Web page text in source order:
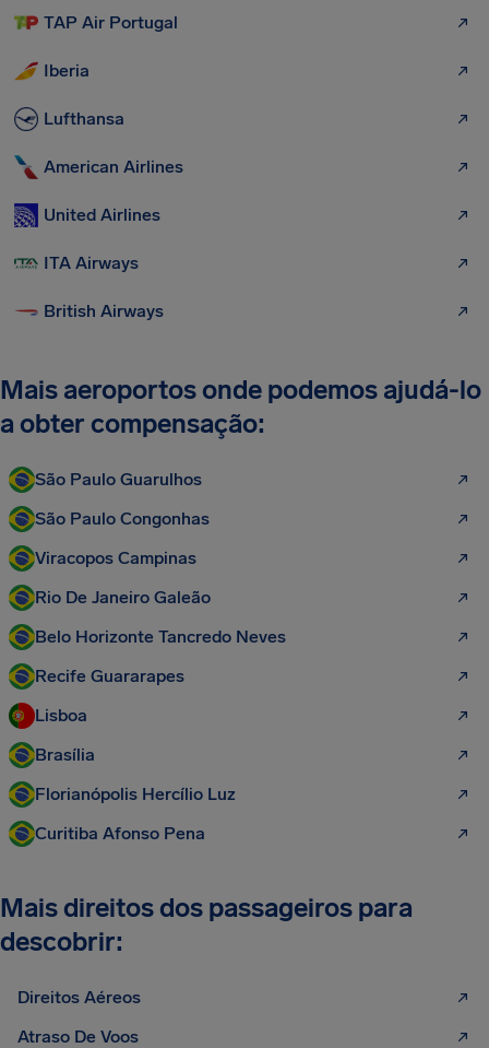
TAP Air Portugal
Iberia
Lufthansa
American Airlines
United Airlines
ITA Airways
British Airways
Mais aeroportos onde podemos ajudá-lo
a obter compensação:
São Paulo Guarulhos
São Paulo Congonhas
Viracopos Campinas
Rio De Janeiro Galeão
Belo Horizonte Tancredo Neves
Recife Guararapes
Lisboa
Brasília
Florianópolis Hercílio Luz
Curitiba Afonso Pena
Mais direitos dos passageiros para
descobrir:
Direitos Aéreos
Atraso De Voos